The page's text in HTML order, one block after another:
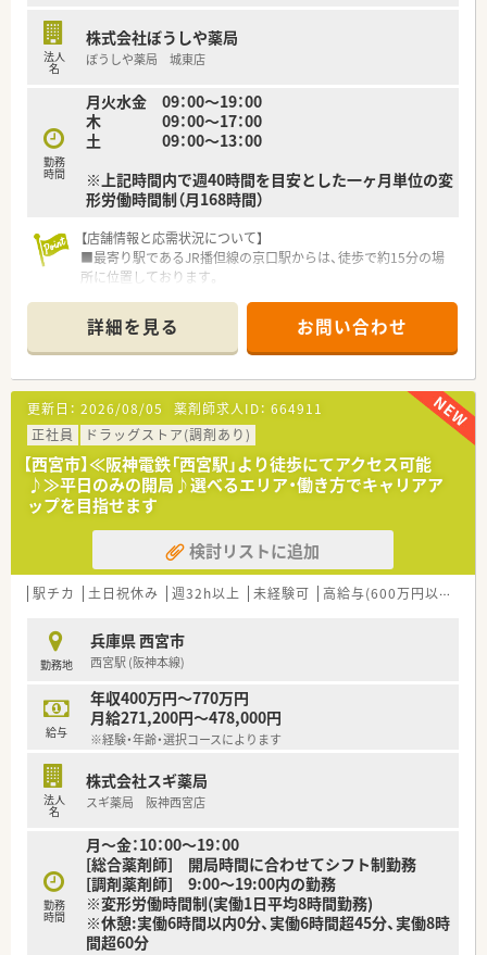
という大きなやりがいを感じられます。
■体系的な教育制度と多様なキャリアパスが用意されており、常
に成長し続けることが可能です。
して長く働き続けられます。
法人
名
株式会社ぼうしや薬局
ぼうしや薬局 城東店
勤務
時間
月火水金 09：00～19：00
木 09：00～17：00
土 09：00～13：00
※上記時間内で週40時間を目安とした一ヶ月単位の変
形労働時間制（月168時間）
【店舗情報と応需状況について】
■最寄り駅であるJR播但線の京口駅からは、徒歩で約15分の場
所に位置しております。
80枚の処方箋に対応しています。
■薬剤師は常勤3名と非常勤1名の体制で、協力しながら日々の
業務に取り組んでいます。
【法人特徴について】
■姫路市を中心に25店舗以上の薬局を展開し、地域に根差した
ドミナント戦略を推進しています。
■転居を伴う異動がなく、住み慣れた地域で腰を据えて長くキャ
リアを築いていける環境です。
■元禄以前から続く長い歴史と信頼を基盤とし、地域住民の健康
を支え続けている法人です。
【勤務実態について】
■月平均の残業時間は10時間未満と少なく、サービス残業もな
いため、終業後の時間を有効活用できます。
用し、柔軟な働き方を実現しています。
■産休・育休の取得実績が多数あり、ライフステージの変化に合
わせて安心して働き続けられます。
【やりがい/おすすめポイント】
■歴史と信頼のある安定した経営基盤のもとで、地域医療に深く
貢献できる実感を得られます。
に成長し続けることが可能です。
■残業が少なく福利厚生も手厚いため、心身ともに健康で、安心
詳細を見る お問い合わせ
更新日： 2026/08/05 薬剤師求人ID： 664911
正社員
ドラッグストア(調剤あり)
【西宮市】≪阪神電鉄「西宮駅」より徒歩にてアクセス可能
♪≫平日のみの開局♪選べるエリア・働き方でキャリアア
ップを目指せます
検討リストに追加
駅チカ 土日祝休み 週32h以上 未経験可 高給与(600万円以上)
勤務地
兵庫県 西宮市
西宮駅 (阪神本線)
給与
年収400万円～770万円
月給271,200円～478,000円
※経験・年齢・選択コースによります
法人
名
株式会社スギ薬局
スギ薬局 阪神西宮店
勤務
時間
月～金：10：00～19：00
[総合薬剤師] 開局時間に合わせてシフト制勤務
[調剤薬剤師] 9:00～19:00内の勤務
※変形労働時間制(実働1日平均8時間勤務)
※休憩:実働6時間以内0分、実働6時間超45分、実働8時
間超60分